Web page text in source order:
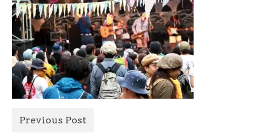
2016
All Photo
Official Site
Previous Post